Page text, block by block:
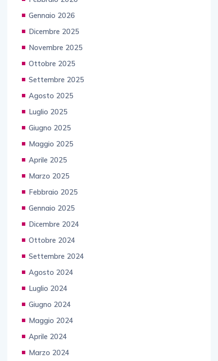
Gennaio 2026
Dicembre 2025
Novembre 2025
Ottobre 2025
Settembre 2025
Agosto 2025
Luglio 2025
Giugno 2025
Maggio 2025
Aprile 2025
Marzo 2025
Febbraio 2025
Gennaio 2025
Dicembre 2024
Ottobre 2024
Settembre 2024
Agosto 2024
Luglio 2024
Giugno 2024
Maggio 2024
Aprile 2024
Marzo 2024